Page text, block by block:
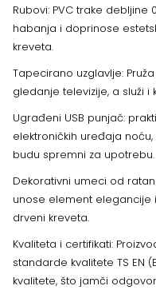
Rubovi: PVC trake
habanja i doprinose
kreveta.
Tapecirano uzglavlje:
gledanje televizije, a služi i
Ugrađeni USB punjač:
elektroničkih uređaja
budu spremni za upotrebu.
Dekorativni umeci od
unose element elegancije
drveni kreveta.
Kvaliteta i certifikati:
standarde kvalitete TS EN
kvalitete, što jamči